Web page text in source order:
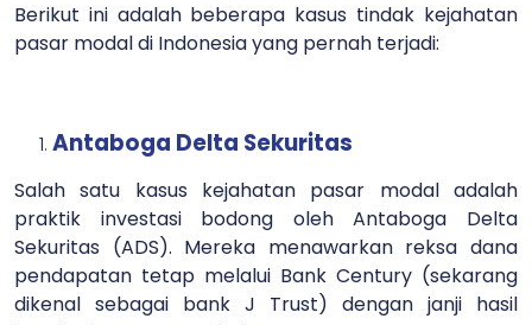
Berikut ini adalah beberapa kasus tindak kejahatan
pasar modal di Indonesia yang pernah terjadi:
Antaboga Delta Sekuritas
Salah satu kasus kejahatan pasar modal adalah
praktik investasi bodong oleh Antaboga Delta
Sekuritas (ADS). Mereka menawarkan reksa dana
pendapatan tetap melalui Bank Century (sekarang
dikenal sebagai bank J Trust) dengan janji hasil